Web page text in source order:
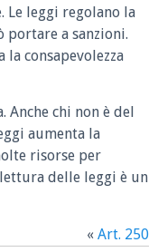
Le leggi regolano la
a sanzioni.
consapevolezza
chi non è del
aumenta la
risorse per
delle leggi è un
« Art. 250